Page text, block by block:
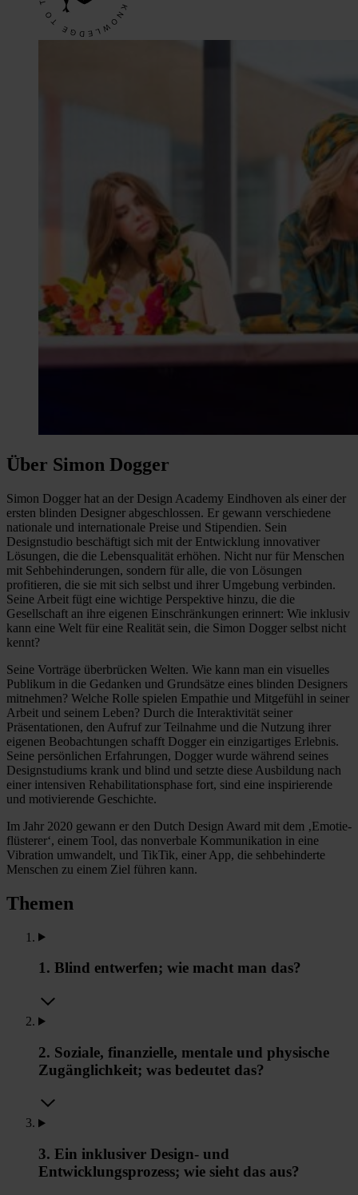
Über Simon Dogger
Simon Dogger hat an der Design Academy Eindhoven als einer der
ersten blinden Designer abgeschlossen. Er gewann verschiedene
nationale und internationale Preise und Stipendien. Sein
Designstudio beschäftigt sich mit der Entwicklung innovativer
Lösungen, die die Lebensqualität erhöhen. Nicht nur für Menschen
mit Sehbehinderungen, sondern für alle, die von Lösungen
profitieren, die sie mit sich selbst und ihrer Umgebung verbinden.
Seine Arbeit fügt eine wichtige Perspektive hinzu, die die
Gesellschaft an ihre eigenen Einschränkungen erinnert: Wie inklusiv
kann eine Welt für eine Realität sein, die Simon Dogger selbst nicht
kennt?
Seine Vorträge überbrücken Welten. Wie kann man ein visuelles
Publikum in die Gedanken und Grundsätze eines blinden Designers
mitnehmen? Welche Rolle spielen Empathie und Mitgefühl in seiner
Arbeit und seinem Leben? Durch die Interaktivität seiner
Präsentationen, den Aufruf zur Teilnahme und die Nutzung ihrer
eigenen Beobachtungen schafft Dogger ein einzigartiges Erlebnis.
Seine persönlichen Erfahrungen, Dogger wurde während seines
Designstudiums krank und blind und setzte diese Ausbildung nach
einer intensiven Rehabilitationsphase fort, sind eine inspirierende
und motivierende Geschichte.
Im Jahr 2020 gewann er den Dutch Design Award mit dem ‚Emotie-
flüsterer‘, einem Tool, das nonverbale Kommunikation in eine
Vibration umwandelt, und TikTik, einer App, die sehbehinderte
Menschen zu einem Ziel führen kann.
Themen
1. Blind entwerfen; wie macht man das?
2. Soziale, finanzielle, mentale und physische
Zugänglichkeit; was bedeutet das?
3. Ein inklusiver Design- und
Entwicklungsprozess; wie sieht das aus?